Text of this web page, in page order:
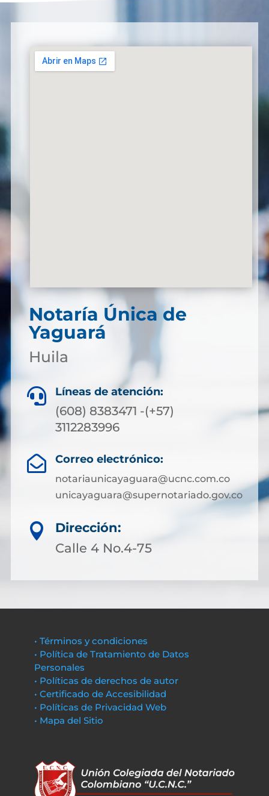
Notaría Única de
Yaguará
Huila
 Líneas de atención:
(608) 8383471 -(+57)
3112283996
 Correo electrónico:
notariaunicayaguara@ucnc.com.co
unicayaguara@supernotariado.gov.co

Dirección:
Calle 4 No.4-75
• Términos y condiciones
• Política de Tratamiento de Datos
Personales
• Políticas de derechos de autor
• Certificado de Accesibilidad
• Políticas de Privacidad Web
• Mapa del Sitio